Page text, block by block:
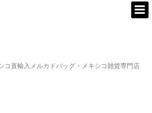
コ直輸入メルカドバッグ・メキシコ雑貨専門店